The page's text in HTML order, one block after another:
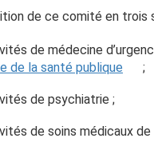
de ce comité en trois
de médecine
de la santé publique
;
de psychiatrie ;
de soins médicaux de